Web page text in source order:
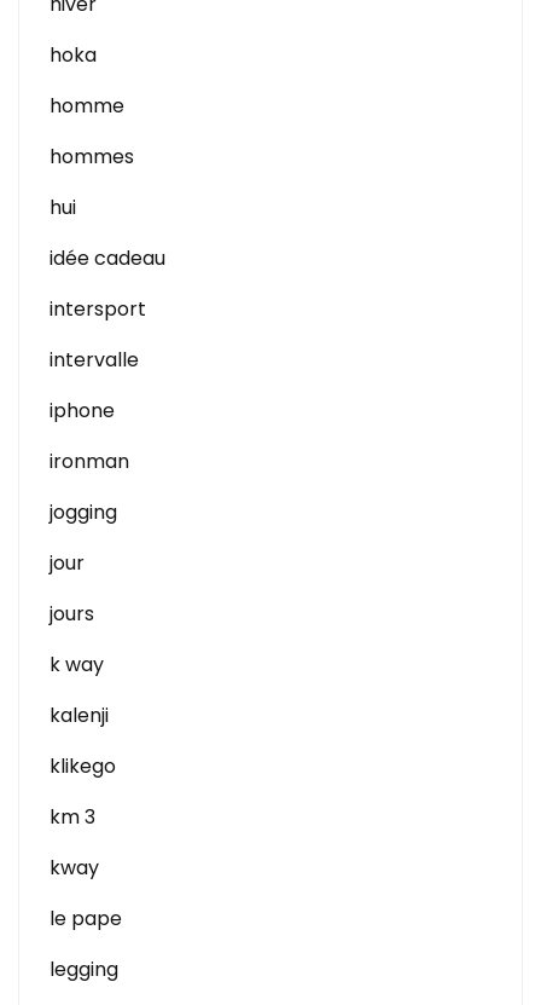
hoka
homme
hommes
hui
idée cadeau
intersport
intervalle
iphone
ironman
jogging
jour
jours
k way
kalenji
klikego
km 3
kway
le pape
legging